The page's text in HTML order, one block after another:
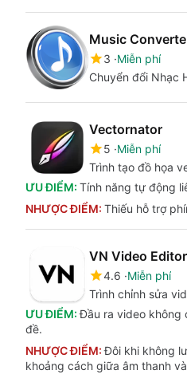
Music
3 Miễn phí
Chuyển đổi Nhạc
Vectornator
5 Miễn phí
Trình tạo đồ họa
ƯU ĐIỂM: Tính năng tự động
NHƯỢC ĐIỂM: Thiếu hỗ trợ
VN Video Editor
4.6 Miễn phí
Trình chỉnh sửa
ƯU ĐIỂM:Đầu ra video không
đề.
NHƯỢC ĐIỂM:Đôi khi không
khoảng cách giữa âm thanh